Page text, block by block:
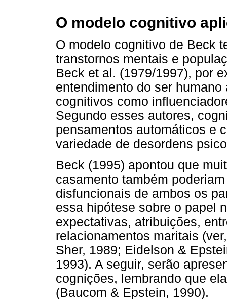
O modelo cognitivo
O modelo cognitivo de Beck
transtornos mentais e
Beck et al. (1979/1997), por
entendimento do ser
cognitivos como
Segundo esses autores,
pensamentos automáticos e
variedade de desordens
Beck (1995) apontou que
casamento também
disfuncionais de ambos os
essa hipótese sobre o papel
expectativas, atribuições,
relacionamentos maritais
Sher, 1989; Eidelson &
1993). A seguir, serão
cognições, lembrando que
(Baucom & Epstein, 1990).